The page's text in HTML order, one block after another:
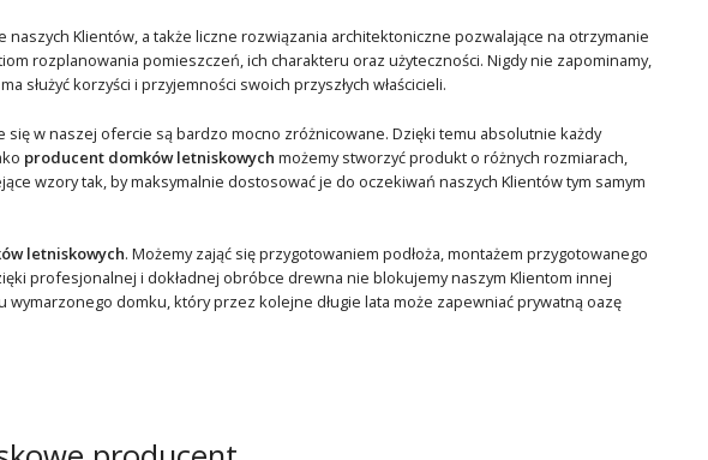
Klientów, a także liczne rozwiązania architektoniczne pozwalające na otrzymanie
rozplanowania pomieszczeń, ich charakteru oraz użyteczności. Nigdy nie zapominamy,
korzyści i przyjemności swoich przyszłych właścicieli.
się w naszej ofercie są bardzo mocno zróżnicowane. Dzięki temu absolutnie każdy
producent domków letniskowych możemy stworzyć produkt o różnych rozmiarach,
wzory tak, by maksymalnie dostosować je do oczekiwań naszych Klientów tym samym
letniskowych. Możemy zająć się przygotowaniem podłoża, montażem przygotowanego
profesjonalnej i dokładnej obróbce drewna nie blokujemy naszym Klientom innej
domku, który przez kolejne długie lata może zapewniać prywatną oazę